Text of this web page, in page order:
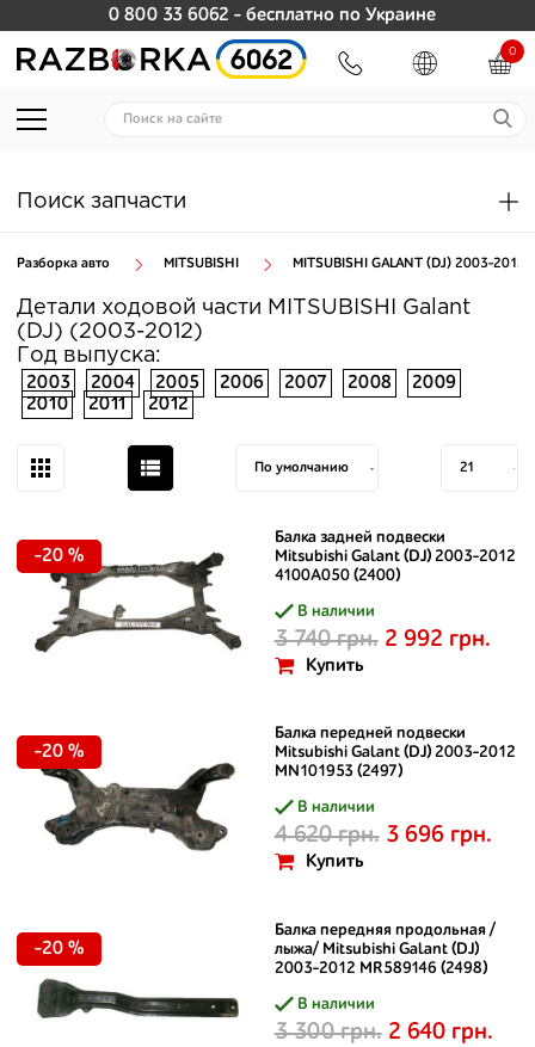
0 800 33 6062 - бесплатно по Украине
0
Поиск запчасти
Разборка авто MITSUBISHI MITSUBISHI GALANT (DJ) 2003-2012
Детали ходовой части MITSUBISHI Galant
(DJ) (2003-2012)
Год выпуска:
2003
2004 2005 2006 2007 2008
2009
2010
2011 2012
Балка задней подвески
Mitsubishi Galant (DJ) 2003-2012
4100A050 (2400)
В наличии
3 740 грн. 2 992 грн.
Купить
-20 %
Балка передней подвески
Mitsubishi Galant (DJ) 2003-2012
MN101953 (2497)
В наличии
4 620 грн. 3 696 грн.
Купить
-20 %
Балка передняя продольная /
лыжа/ Mitsubishi Galant (DJ)
2003-2012 MR589146 (2498)
В наличии
3 300 грн. 2 640 грн.
-20 %